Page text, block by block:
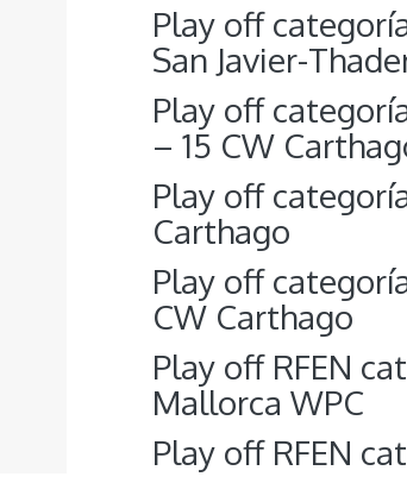
Play off
San Javier-
Play off
– 15 CW
Play off
Carthago
Play off
CW Carthago
Play off RFEN
Mallorca WPC
Play off RFEN